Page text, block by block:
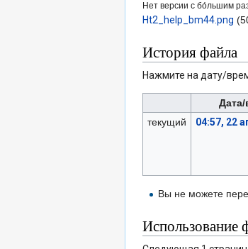
Нет версии с бо́льшим
Ht2_help_bm44.png
История файла
Нажмите на дату/
текущий
04:57, 22
Вы не можете
Использование